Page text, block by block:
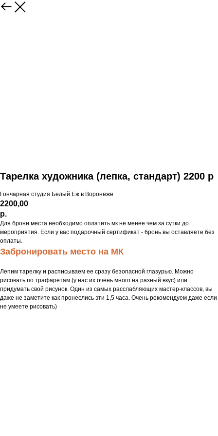
Тарелка художника (лепка, стандарт) 2200 р
Гончарная студия Белый Ёж в Воронеже
2200,00
р.
Для брони места необходимо оплатить мк не менее чем за сутки до
мероприятия. Если у вас подарочный сертификат - бронь вы оставляете без
оплаты.
Забронировать место на МК
Лепим тарелку и расписываем ее сразу безопасной глазурью. Можно
рисовать по трафаретам (у нас их очень много на разный вкус) или
придумать свой рисунок. Один из самых расслабляющих мастер-классов, вы
даже не заметите как пронеслись эти 1,5 часа. Очень рекомендуем даже если
не умеете рисовать)